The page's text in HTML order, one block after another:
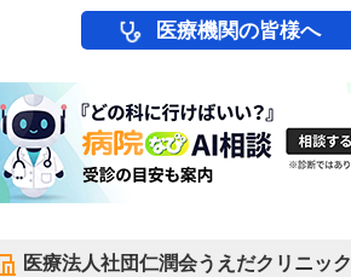
医療機関の皆様へ
医療法人社団仁潤会うえだクリニック